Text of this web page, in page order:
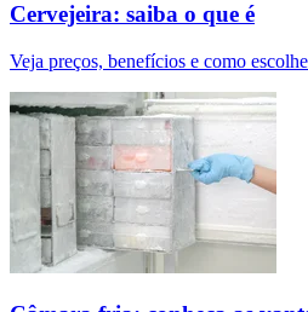
Cervejeira: saiba o que é
Veja preços, benefícios e como